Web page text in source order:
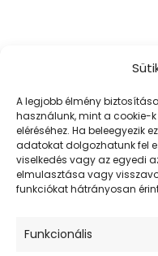
A legjobb élmény
használunk, mint a cookie-
eléréséhez. Ha beleegyezik
adatokat dolgozhatunk fel
viselkedés vagy az egyedi
elmulasztása vagy
funkciókat hátrányosan
Funkcionális
URR KERT KFT.
Mert az Urr kertje
Értesülj elsőként